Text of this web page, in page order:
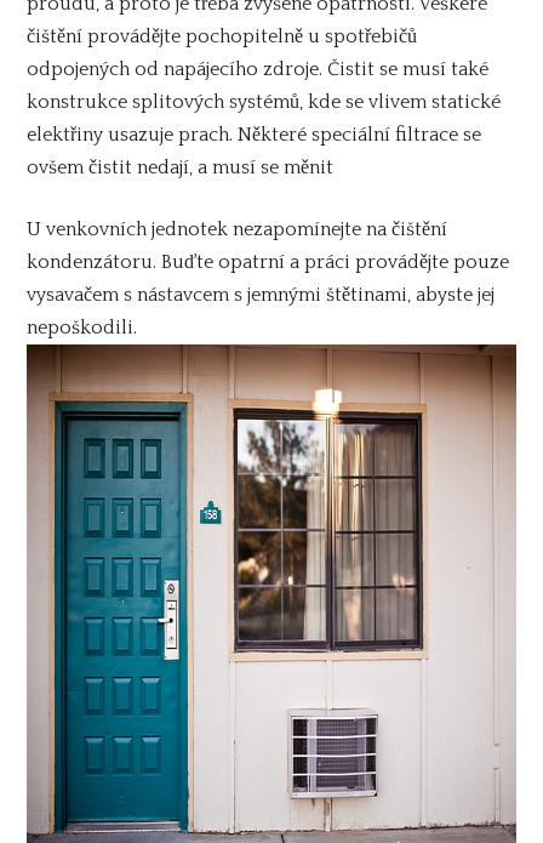
čištění provádějte pochopitelně u spotřebičů
odpojených od napájecího zdroje. Čistit se musí také
konstrukce splitových systémů, kde se vlivem statické
elektřiny usazuje prach. Některé speciální filtrace se
ovšem čistit nedají, a musí se měnit
U venkovních jednotek nezapomínejte na čištění
kondenzátoru. Buďte opatrní a práci provádějte pouze
vysavačem s nástavcem s jemnými štětinami, abyste jej
nepoškodili.